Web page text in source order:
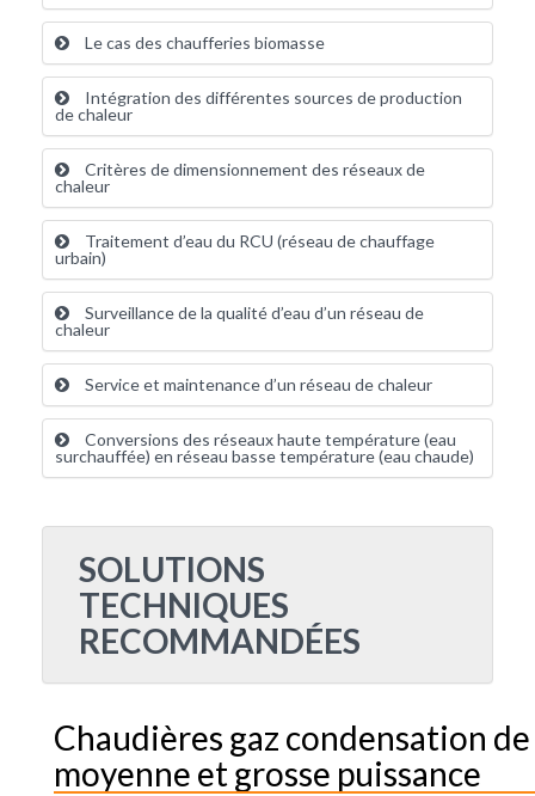
Le cas des chaufferies biomasse
Intégration des différentes sources de production
de chaleur
Critères de dimensionnement des réseaux de
chaleur
Traitement d’eau du RCU (réseau de chauffage
urbain)
Surveillance de la qualité d’eau d’un réseau de
chaleur
Service et maintenance d’un réseau de chaleur
Conversions des réseaux haute température (eau
surchauffée) en réseau basse température (eau chaude)
SOLUTIONS
TECHNIQUES
RECOMMANDÉES
Chaudières gaz condensation de
moyenne et grosse puissance